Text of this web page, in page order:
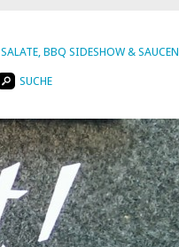
SALATE, BBQ SIDESHOW & SAUCEN
SUCHE